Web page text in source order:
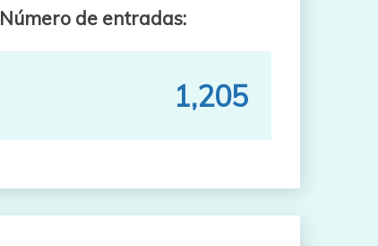
Número de entradas:
1,205